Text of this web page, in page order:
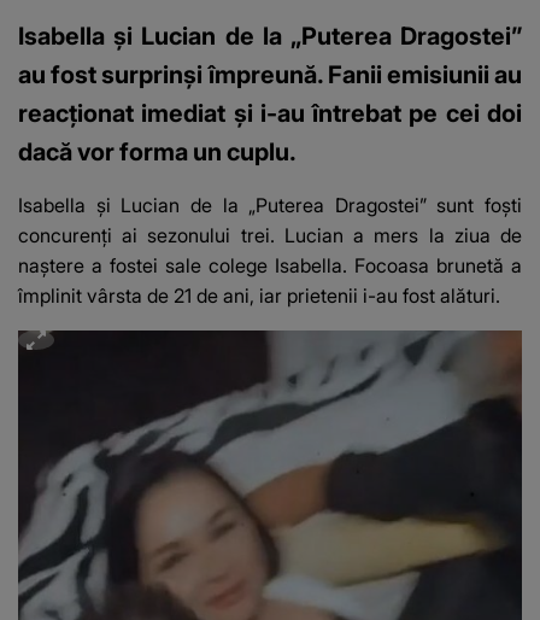
Isabella și Lucian de la „Puterea Dragostei”
au fost surprinși împreună. Fanii emisiunii au
reacționat imediat și i-au întrebat pe cei doi
dacă vor forma un cuplu.
Isabella și Lucian de la „Puterea Dragostei” sunt foști
concurenți ai sezonului trei. Lucian a mers la ziua de
naștere a fostei sale colege Isabella. Focoasa brunetă a
împlinit vârsta de 21 de ani, iar prietenii i-au fost alături.